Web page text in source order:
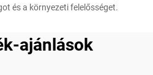
és a környezeti felelősséget.
ajánlások